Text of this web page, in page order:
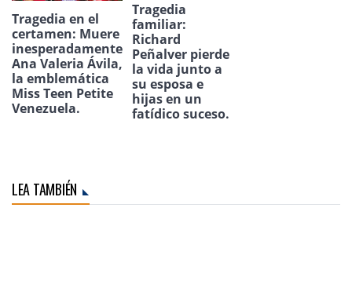
Tragedia en el
certamen: Muere
inesperadamente
Ana Valeria Ávila,
la emblemática
Miss Teen Petite
Venezuela.
Tragedia
familiar:
Richard
Peñalver pierde
la vida junto a
su esposa e
hijas en un
fatídico suceso.
LEA TAMBIÉN